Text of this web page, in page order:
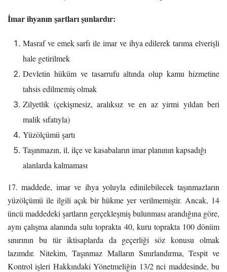
İmar ihyanın şartları şunlardır:
Masraf ve emek sarfı ile imar ve ihya edilerek tarıma elverişli
hale getirilmek
Devletin hüküm ve tasarrufu altında olup kamu hizmetine
tahsis edilmemiş olmak
Zilyetlik (çekişmesiz, aralıksız ve en az yirmi yıldan beri
malik sıfatıyla)
Yüzölçümü şartı
Taşınmazın, il, ilçe ve kasabaların imar planının kapsadığı
alanlarda kalmaması
17. maddede, imar ve ihya yoluyla edinilebilecek taşınmazların
yüzölçümü ile ilgili açık bir hükme yer verilmemiştir. Ancak, 14
üncü maddedeki şartların gerçekleşmiş bulunması arandığına göre,
aynı çalışma alanında sulu toprakta 40, kuru toprakta 100 dönüm
sınırının bu tür iktisaplarda da geçerliği söz konusu olmak
lazımdır. Nitekim, Taşınmaz Malların Sınırlandırma, Tespit ve
Kontrol işleri Hakkındaki Yönetmeliğin 13/2 nci maddesinde, bu